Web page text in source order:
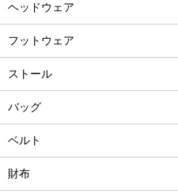
ヘッドウェア
フットウェア
ストール
バッグ
ベルト
財布